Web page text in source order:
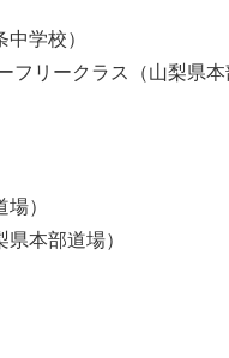
学校）
リークラス（山梨県
）
本部道場）